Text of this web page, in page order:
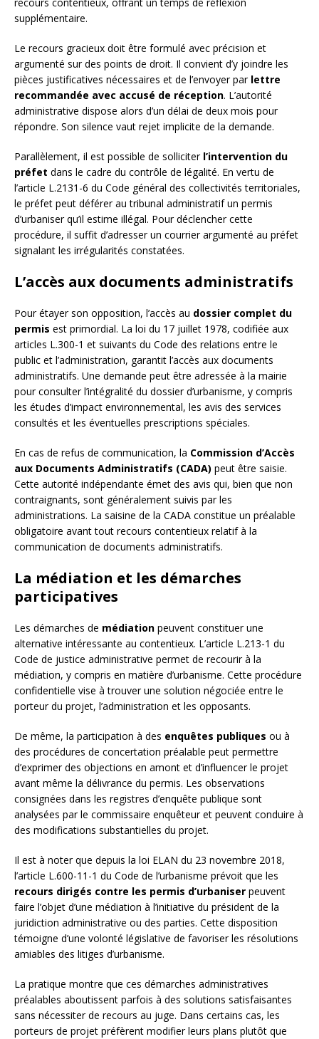
supplémentaire.
Le recours gracieux doit être formulé avec précision et
argumenté sur des points de droit. Il convient d’y joindre les
pièces justificatives nécessaires et de l’envoyer par lettre
recommandée avec accusé de réception. L’autorité
administrative dispose alors d’un délai de deux mois pour
répondre. Son silence vaut rejet implicite de la demande.
Parallèlement, il est possible de solliciter l’intervention du
préfet dans le cadre du contrôle de légalité. En vertu de
l’article L.2131-6 du Code général des collectivités territoriales,
le préfet peut déférer au tribunal administratif un permis
d’urbaniser qu’il estime illégal. Pour déclencher cette
procédure, il suffit d’adresser un courrier argumenté au préfet
signalant les irrégularités constatées.
L’accès aux documents administratifs
Pour étayer son opposition, l’accès au dossier complet du
permis est primordial. La loi du 17 juillet 1978, codifiée aux
articles L.300-1 et suivants du Code des relations entre le
public et l’administration, garantit l’accès aux documents
administratifs. Une demande peut être adressée à la mairie
pour consulter l’intégralité du dossier d’urbanisme, y compris
les études d’impact environnemental, les avis des services
consultés et les éventuelles prescriptions spéciales.
En cas de refus de communication, la Commission d’Accès
aux Documents Administratifs (CADA) peut être saisie.
Cette autorité indépendante émet des avis qui, bien que non
contraignants, sont généralement suivis par les
administrations. La saisine de la CADA constitue un préalable
obligatoire avant tout recours contentieux relatif à la
communication de documents administratifs.
La médiation et les démarches
participatives
Les démarches de médiation peuvent constituer une
alternative intéressante au contentieux. L’article L.213-1 du
Code de justice administrative permet de recourir à la
médiation, y compris en matière d’urbanisme. Cette procédure
confidentielle vise à trouver une solution négociée entre le
porteur du projet, l’administration et les opposants.
De même, la participation à des enquêtes publiques ou à
des procédures de concertation préalable peut permettre
d’exprimer des objections en amont et d’influencer le projet
avant même la délivrance du permis. Les observations
consignées dans les registres d’enquête publique sont
analysées par le commissaire enquêteur et peuvent conduire à
des modifications substantielles du projet.
Il est à noter que depuis la loi ELAN du 23 novembre 2018,
l’article L.600-11-1 du Code de l’urbanisme prévoit que les
recours dirigés contre les permis d’urbaniser peuvent
faire l’objet d’une médiation à l’initiative du président de la
juridiction administrative ou des parties. Cette disposition
témoigne d’une volonté législative de favoriser les résolutions
amiables des litiges d’urbanisme.
La pratique montre que ces démarches administratives
préalables aboutissent parfois à des solutions satisfaisantes
sans nécessiter de recours au juge. Dans certains cas, les
porteurs de projet préfèrent modifier leurs plans plutôt que